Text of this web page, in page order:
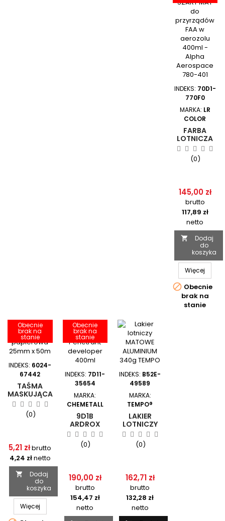
INDEKS: 70D1-
770F0
MARKA: LR
COLOR
FARBA
LOTNICZA
SZARY MAT
DO
PRZYRZĄDÓW
400ML -
ALPHA
AEROSPACE
780-401
(0)
145,00 zł
brutto
117,89 zł
netto

Dodaj
do
koszyka
Więcej
 Obecnie
brak na
stanie
Obecnie
brak na
stanie
INDEKS: 6024-
67442
TAŚMA
MASKUJĄCA
/
PAPIEROWA
25MM X
(0)
5,21 złbrutto
4,24 złnetto

Dodaj
do
koszyka
Więcej
Obecnie
brak na
stanie
INDEKS: 7D11-
35654
MARKA:
CHEMETALL
9D1B
ARDROX
PENETRANT
DEVELOPER
400ML
(0)
190,00 zł
brutto
154,47 zł
netto
INDEKS: B52E-
49589
MARKA:
TEMPO®
LAKIER
LOTNICZY
MATOWE
ALUMINIUM
340G
(0)
162,71 zł
brutto
132,28 zł
netto